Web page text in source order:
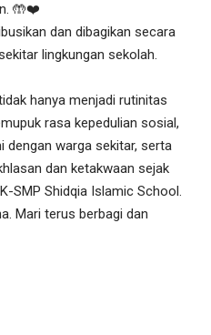
🤲❤️
dan dibagikan secara
lingkungan sekolah.
hanya menjadi rutinitas
rasa kepedulian sosial,
warga sekitar, serta
dan ketakwaan sejak
SMP Shidqia Islamic School.
Mari terus berbagi dan